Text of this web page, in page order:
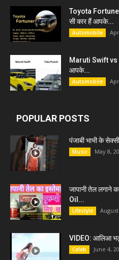
Toyota
सी कार हैं आपके...
Automobile
Maruti Swift vs
आपके...
Automobile
POPULAR POSTS
पंजाबी भाभी के
Music May 8,
जापानी तेल लगाने
Oil...
Lifestyle
VIDEO: आलिआ
Celeb June 4,